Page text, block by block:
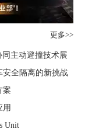
更多>>
主动避撞技术展
安全隔离的新挑战
案
用
Unit